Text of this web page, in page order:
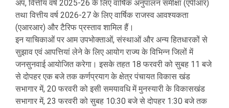
अप, वित्तीय वर्ष 2025-26 के लिए वार्षिक अनुपालन समीक्षा (एपीआर)
तथा वित्तीय वर्ष 2026-27 के लिए वार्षिक राजस्व आवश्यकता
(एआरआर) और टैरिफ प्रस्ताव शामिल हैं।
इन याचिकाओं पर आम उपभोक्ताओं, संस्थाओं और अन्य हितधारकों से
सुझाव एवं आपत्तियां लेने के लिए आयोग राज्य के विभिन्न जिलों में
जनसुनवाई आयोजित करेगा। इसके तहत 18 फरवरी को सुबह 11 बजे
से दोपहर एक बजे तक कर्णप्रयाग के क्षेत्र पंचायत विकास खंड
सभागार में, 20 फरवरी को इसी समयावधि में मुनस्यारी के विकासखंड
सभागार में, 23 फरवरी को सुबह 10:30 बजे से दोपहर 1:30 बजे तक